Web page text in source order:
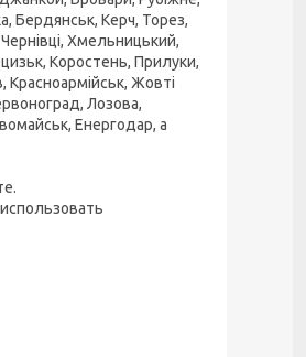
Бердянськ, Керч, Торез,
Хмельницький,
Коростень, Прилуки,
Жовті
Лозова,
Енергодар, а